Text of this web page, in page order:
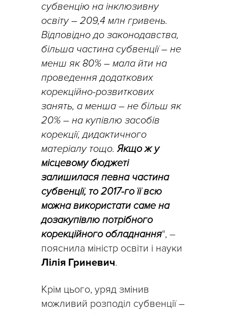
субвенцію на інклюзивну
освіту – 209,4 млн гривень.
Відповідно до законодавства,
більша частина субвенції – не
менш як 80% – мала йти на
проведення додаткових
корекційно-розвиткових
занять, а менша – не більш як
20% – на купівлю засобів
корекції, дидактичного
матеріалу тощо.Якщо ж у
місцевому бюджеті
залишилася певна частина
субвенції, то 2017-го її всю
можна використати саме на
дозакупівлю потрібного
корекційного обладнання“, –
пояснила міністр освіти і науки
Лілія Гриневич.
Крім цього, уряд змінив
можливий розподіл субвенції –